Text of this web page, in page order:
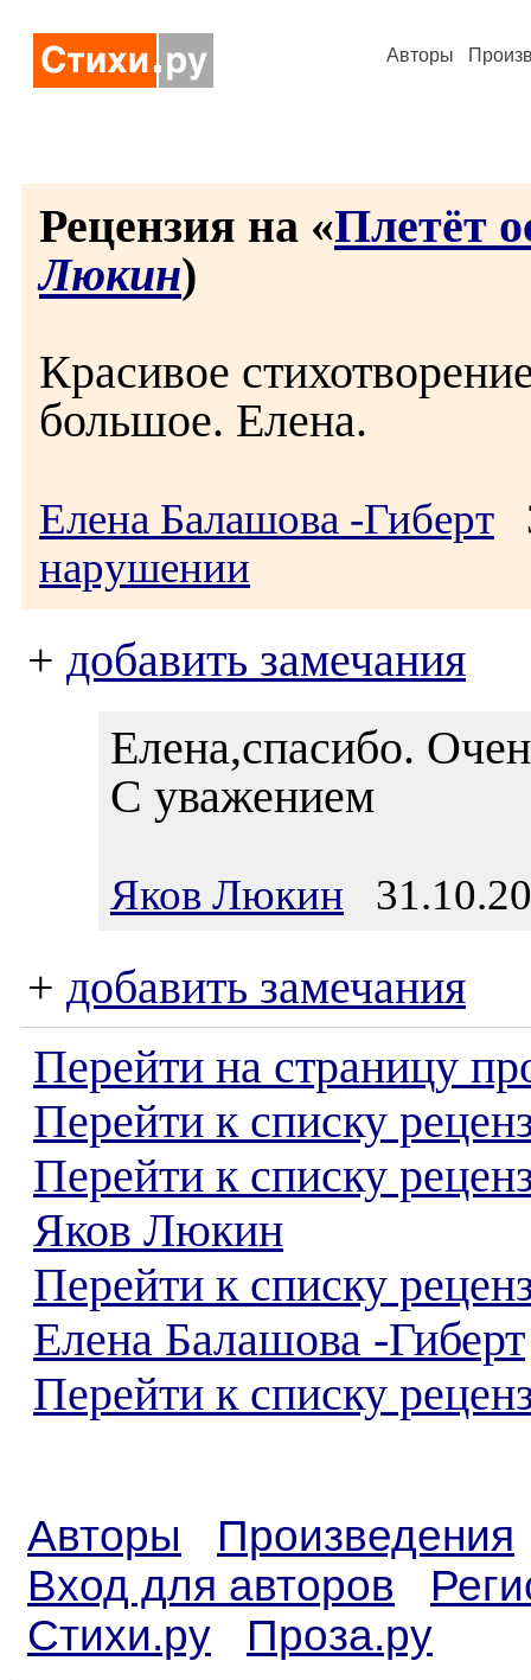
Авторы
Рецензия на «Плетёт
Люкин)
Красивое
большое. Елена.
Елена Балашова -Гиберт
нарушении
+ добавить замечания
Елена,спасибо.
С уважением
Яков Люкин
+ добавить замечания
Перейти на страницу
Перейти к списку
Перейти к списку
Яков Люкин
Перейти к списку
Елена Балашова -Гиберт
Перейти к списку
Авторы
Произведения
Вход для авторов
Стихи.ру
Проза.ру